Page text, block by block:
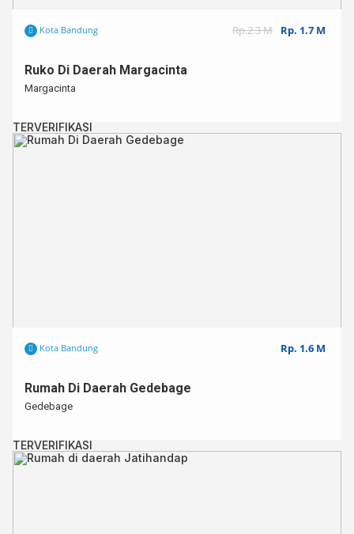
Kota Bandung Rp.2.3 M Rp. 1.7 M
Ruko Di Daerah Margacinta
Margacinta
TERVERIFIKASI
Kota Bandung Rp. 1.6 M
Rumah Di Daerah Gedebage
Gedebage
TERVERIFIKASI